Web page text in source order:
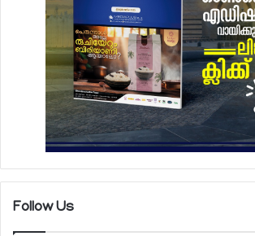
Follow Us